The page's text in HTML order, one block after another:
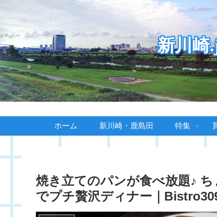
新川崎
ホーム 新川崎・鹿島田 特集
焼き立てのパンが食べ放題♪
でプチ贅沢ディナー｜